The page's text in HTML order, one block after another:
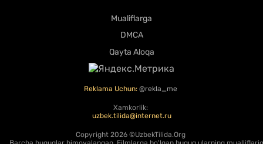
Mualiflarga
DMCA
Qayta Aloqa
Reklama Uchun: @rekla_me
Xamkorlik:
uzbek.tilida@internet.ru
Copyright 2026 ©UzbekTilida.Org